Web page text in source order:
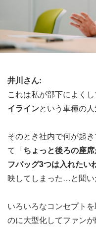
井川さん:
これは私が部下によく
イラインという車種の
そのとき社内で何が起
て「ちょっと後ろの座
フバッグ3つは入れたい
映してしまった…と聞い
いろいろなコンセプト
のに大型化してファンが